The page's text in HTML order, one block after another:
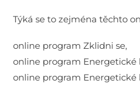
Týká se to zejména těchto
online program Zklidni se,
online program Energetické
online program Energetické